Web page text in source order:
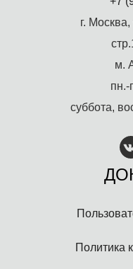
г.
м.
пн.-
суббота,
Политика